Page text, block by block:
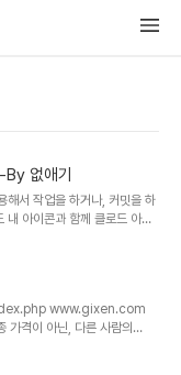
없애기
작업을 하거나, 커밋을 하
내 아이콘과 함께 클로드 아이
을 밝히는 투명성이 필요하다
어있습니다.{ "attribution":
pr 값을 모두 ""로 빈
은 아래 링크에서도 확인해볼
www.gixen.com
격이 아닌, 다른 사람의
Bid를 미리 높게 올려놓